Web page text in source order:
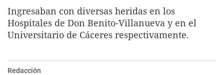
La rosa de los vientos
Gente viajera
Caso
Retornados
Operación Viuda
Extremadura
Galicia
Navarra
Virales
Televisión
Ingresaban con diversas heridas en los
Hospitales de Don Benito-Villanueva y en el
Universitario de Cáceres respectivamente.
Redacción